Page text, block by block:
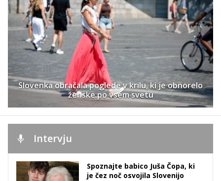
Slovenka obračala poglede v krilu, ki je obnorelo
ženske po vsem svetu
Intervju
Spoznajte babico Juša Čopa, ki
je čez noč osvojila Slovenijo